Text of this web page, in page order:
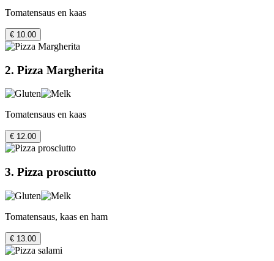
Tomatensaus en kaas
€ 10.00
2. Pizza Margherita
Tomatensaus en kaas
€ 12.00
3. Pizza prosciutto
Tomatensaus, kaas en ham
€ 13.00